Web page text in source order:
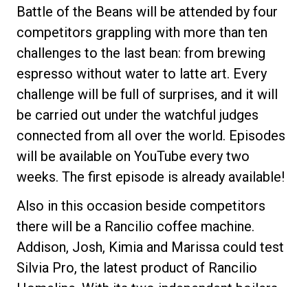
Battle of the Beans will be attended by four
competitors grappling with more than ten
challenges to the last bean: from brewing
espresso without water to latte art. Every
challenge will be full of surprises, and it will
be carried out under the watchful judges
connected from all over the world. Episodes
will be available on YouTube every two
weeks. The first episode is already available!
Also in this occasion beside competitors
there will be a Rancilio coffee machine.
Addison, Josh, Kimia and Marissa could test
Silvia Pro, the latest product of Rancilio
Connect
Kontaktieren Sie uns
Datenschutzerklärung